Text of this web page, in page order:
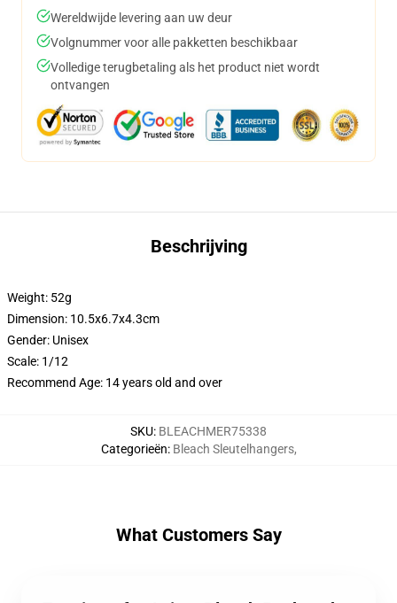
Wereldwijde levering aan uw deur
Volgnummer voor alle pakketten beschikbaar
Volledige terugbetaling als het product niet wordt
ontvangen
Beschrijving
Weight: 52g
Dimension: 10.5x6.7x4.3cm
Gender: Unisex
Scale: 1/12
Recommend Age: 14 years old and over
SKU: BLEACHMER75338
Categorieën: Bleach Sleutelhangers,
What Customers Say